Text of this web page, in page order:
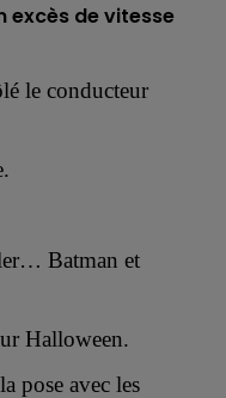
FM
excès de vitesse
le conducteur
Batman et
Halloween.
la pose avec les